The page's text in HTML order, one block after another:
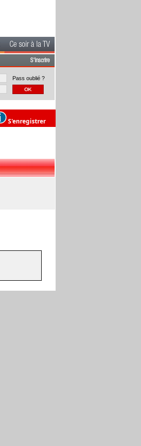
Ce soir à la TV
S'inscrire
Pass oublié ?
S'enregistrer